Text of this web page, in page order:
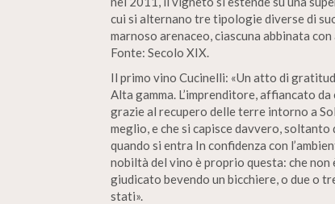
cui si alternano tre tipologie diverse di
marnoso arenaceo, ciascuna abbinata
Fonte: Secolo XIX.
Il primo vino Cucinelli: «Un atto di
Alta gamma. L’imprenditore, affiancato
grazie al recupero delle terre intorno a
meglio, e che si capisce davvero,
quando si entra In confidenza con
nobiltà del vino è proprio questa: che
giudicato bevendo un bicchiere, o due o
stati».